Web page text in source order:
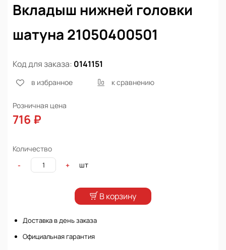
Вкладыш нижней головки
шатуна 21050400501
Код для заказа: 0141151
в избранное к сравнению
Розничная цена
716 ₽
Количество
-
+ шт
В корзину
Доставка в день заказа
Официальная гарантия